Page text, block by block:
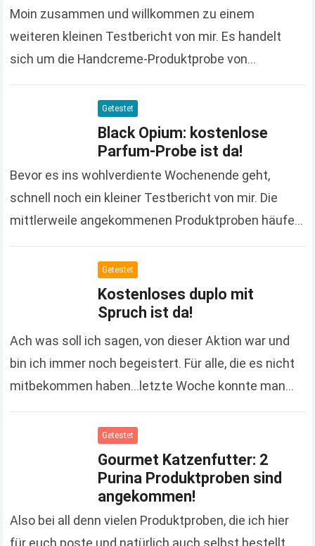
Moin zusammen und willkommen zu einem
weiteren kleinen Testbericht von mir. Es handelt
sich um die Handcreme-Produktprobe von
Jahres bestellt habe. Leider…
Getestet
Black Opium: kostenlose
Parfum-Probe ist da!
Bevor es ins wohlverdiente Wochenende geht,
schnell noch ein kleiner Testbericht von mir. Die
mittlerweile angekommenen Produktproben häufen
Read more
Getestet
Kostenloses duplo mit
Spruch ist da!
Ach was soll ich sagen, von dieser Aktion war und
bin ich immer noch begeistert. Für alle, die es nicht
mitbekommen haben…letzte Woche konnte man
Getestet
Gourmet Katzenfutter: 2
Purina Produktproben sind
angekommen!
Also bei all denn vielen Produktproben, die ich hier
für euch poste und natürlich auch selbst bestellt,